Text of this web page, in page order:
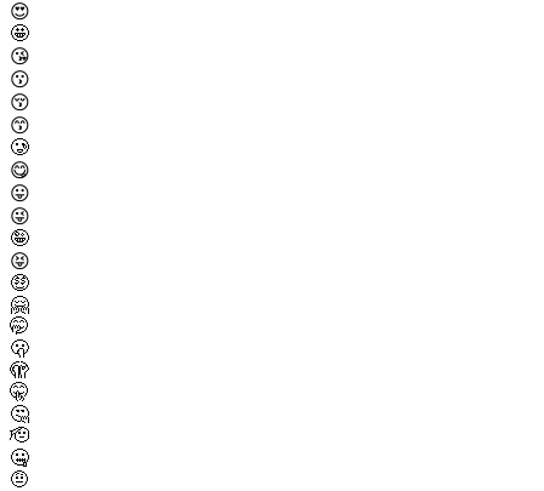
😍
🤩
😘
😗
😚
😙
🥲
😋
😛
😜
🤪
😝
🤑
🤗
🤭
🫢
🫣
🤫
🤔
🫡
🤐
🤨